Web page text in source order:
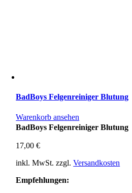
BadBoys Felgenreiniger Blutung
Warenkorb ansehen
BadBoys Felgenreiniger Blutung
17,00€
inkl. MwSt. zzgl.Versandkosten
Empfehlungen: